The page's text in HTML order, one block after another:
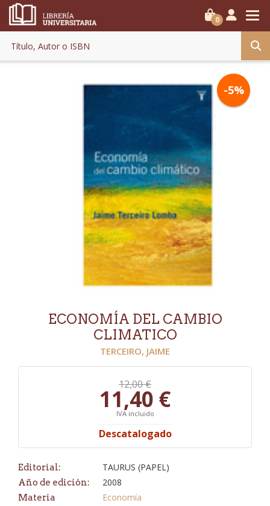
0
-5%
ECONOMÍA DEL CAMBIO
CLIMATICO
TERCEIRO, JAIME
12,00 €
11,40 €
IVA incluido
Descatalogado
Editorial: TAURUS (PAPEL)
Año de edición: 2008
Materia Economía